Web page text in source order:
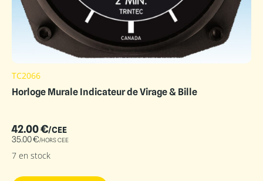
TC2066
Horloge Murale Indicateur de Virage & Bille
42.00€/CEE
35.00€/HORS CEE
7 en stock